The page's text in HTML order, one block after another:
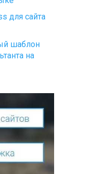
для сайта
шаблон
на